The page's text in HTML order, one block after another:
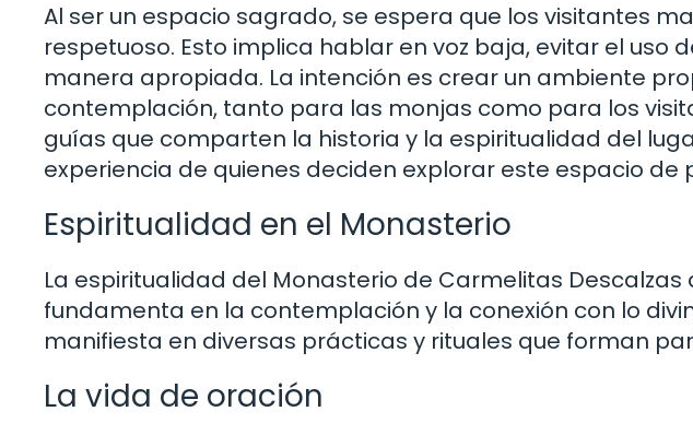
Al ser un espacio sagrado, se espera que los visitantes
respetuoso. Esto implica hablar en voz baja, evitar el uso
manera apropiada. La intención es crear un ambiente
contemplación, tanto para las monjas como para los
guías que comparten la historia y la espiritualidad del
experiencia de quienes deciden explorar este espacio de
Espiritualidad en el Monasterio
La espiritualidad del Monasterio de Carmelitas Descalzas
fundamenta en la contemplación y la conexión con lo
manifiesta en diversas prácticas y rituales que forman
La vida de oración